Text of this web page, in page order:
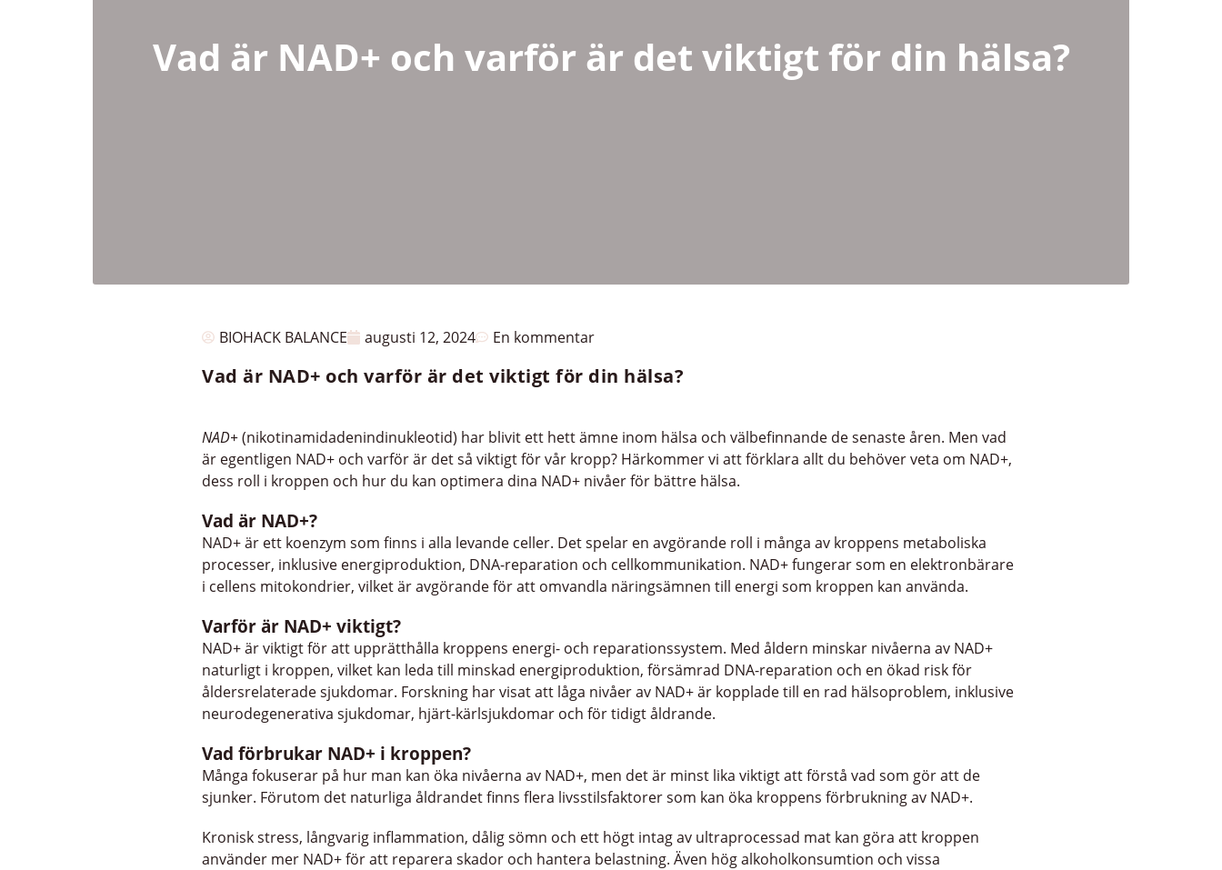
Vad är NAD+ och varför är det viktigt för din hälsa?
BIOHACK BALANCE augusti 12, 2024 En kommentar
Vad är NAD+ och varför är det viktigt för din hälsa?
NAD+(nikotinamidadenindinukleotid) har blivit ett hett ämne inom hälsa och välbefinnande de senaste åren. Men vad
är egentligen NAD+ och varför är det så viktigt för vår kropp? Härkommer vi att förklara allt du behöver veta om NAD+,
dess roll i kroppen och hur du kan optimera dina NAD+ nivåer för bättre hälsa.
Vad är NAD+?
NAD+ är ett koenzym som finns i alla levande celler. Det spelar en avgörande roll i många av kroppens metaboliska
processer, inklusive energiproduktion, DNA-reparation och cellkommunikation. NAD+ fungerar som en elektronbärare
i cellens mitokondrier, vilket är avgörande för att omvandla näringsämnen till energi som kroppen kan använda.
Varför är NAD+ viktigt?
NAD+ är viktigt för att upprätthålla kroppens energi- och reparationssystem. Med åldern minskar nivåerna av NAD+
naturligt i kroppen, vilket kan leda till minskad energiproduktion, försämrad DNA-reparation och en ökad risk för
åldersrelaterade sjukdomar. Forskning har visat att låga nivåer av NAD+ är kopplade till en rad hälsoproblem, inklusive
neurodegenerativa sjukdomar, hjärt-kärlsjukdomar och för tidigt åldrande.
Vad förbrukar NAD+ i kroppen?
Många fokuserar på hur man kan öka nivåerna av NAD+, men det är minst lika viktigt att förstå vad som gör att de
sjunker. Förutom det naturliga åldrandet finns flera livsstilsfaktorer som kan öka kroppens förbrukning av NAD+.
Kronisk stress, långvarig inflammation, dålig sömn och ett högt intag av ultraprocessad mat kan göra att kroppen
använder mer NAD+ för att reparera skador och hantera belastning. Även hög alkoholkonsumtion och vissa